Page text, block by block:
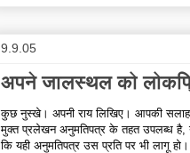
9.9.05
अपने जालस्थल को
कुछ नुस्खे। अपनी राय लिखिए। आपकी
मुक्त प्रलेखन अनुमतिपत्र के तहत उपलब्ध है,
कि यही अनुमतिपत्र उस प्रति पर भी लागू हो।